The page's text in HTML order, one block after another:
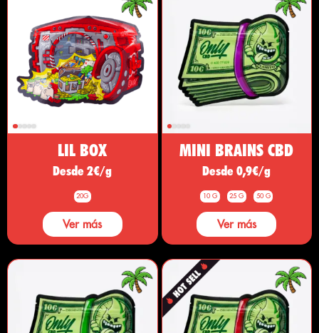
LIL BOX
Desde 2€/g
20G
Ver más
MINI BRAINS CBD
Desde 0,9€/g
10 G 25 G 50 G
Ver más